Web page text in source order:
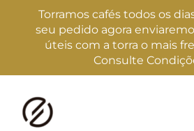
Torramos cafés todos os
seu pedido agora
úteis com a torra o mais
Consulte